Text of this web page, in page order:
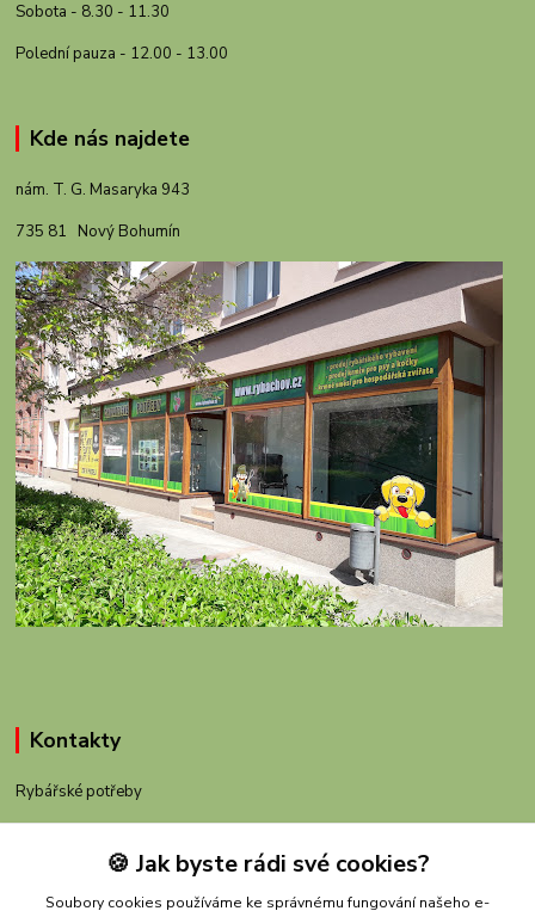
Sobota - 8.30 - 11.30
Polední pauza - 12.00 - 13.00
Kde nás najdete
nám. T. G. Masaryka 943
735 81 Nový Bohumín
Kontakty
Rybářské potřeby
+420 605 983 110
obchod@rybachov.cz
🍪 Jak byste rádi své cookies?
Soubory cookies používáme ke správnému fungování našeho e-